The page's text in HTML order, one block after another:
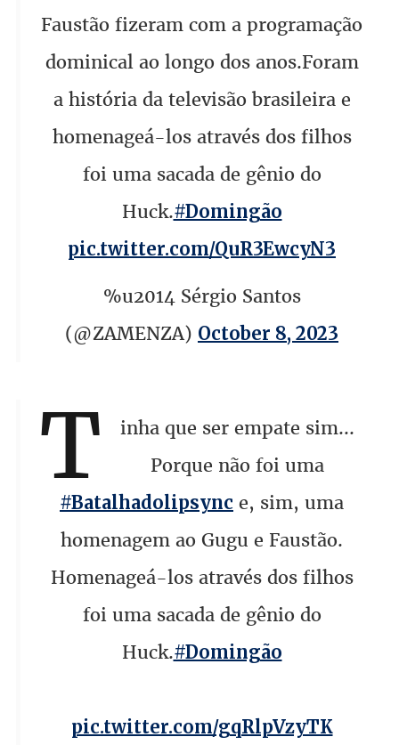
Faustão fizeram com a programação
dominical ao longo dos anos.Foram
a história da televisão brasileira e
homenageá-los através dos filhos
foi uma sacada de gênio do
Huck.#Domingão
pic.twitter.com/QuR3EwcyN3
%u2014 Sérgio Santos
(@ZAMENZA) October 8, 2023
T
inha que ser empate sim...
Porque não foi uma
#Batalhadolipsync e, sim, uma
homenagem ao Gugu e Faustão.
Homenageá-los através dos filhos
foi uma sacada de gênio do
Huck.#Domingão
pic.twitter.com/gqRlpVzyTK